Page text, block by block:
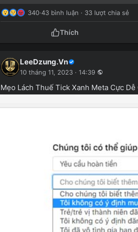
340·43 bình luận · 33 lượt chia sẻ
Thích
LeeDzung.Vn
10 tháng 11, 2023 · 14:39
Mẹo Lách Thuế Tick Xanh Meta Cực Dễ